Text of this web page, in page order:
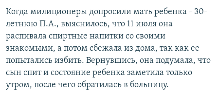
Когда милиционеры допросили мать ребенка - 30-
летнюю П.А., выяснилось, что 11 июля она
распивала спиртные напитки со своими
знакомыми, а потом сбежала из дома, так как ее
попытались избить. Вернувшись, она подумала, что
сын спит и состояние ребенка заметила только
утром, после чего обратилась в больницу.